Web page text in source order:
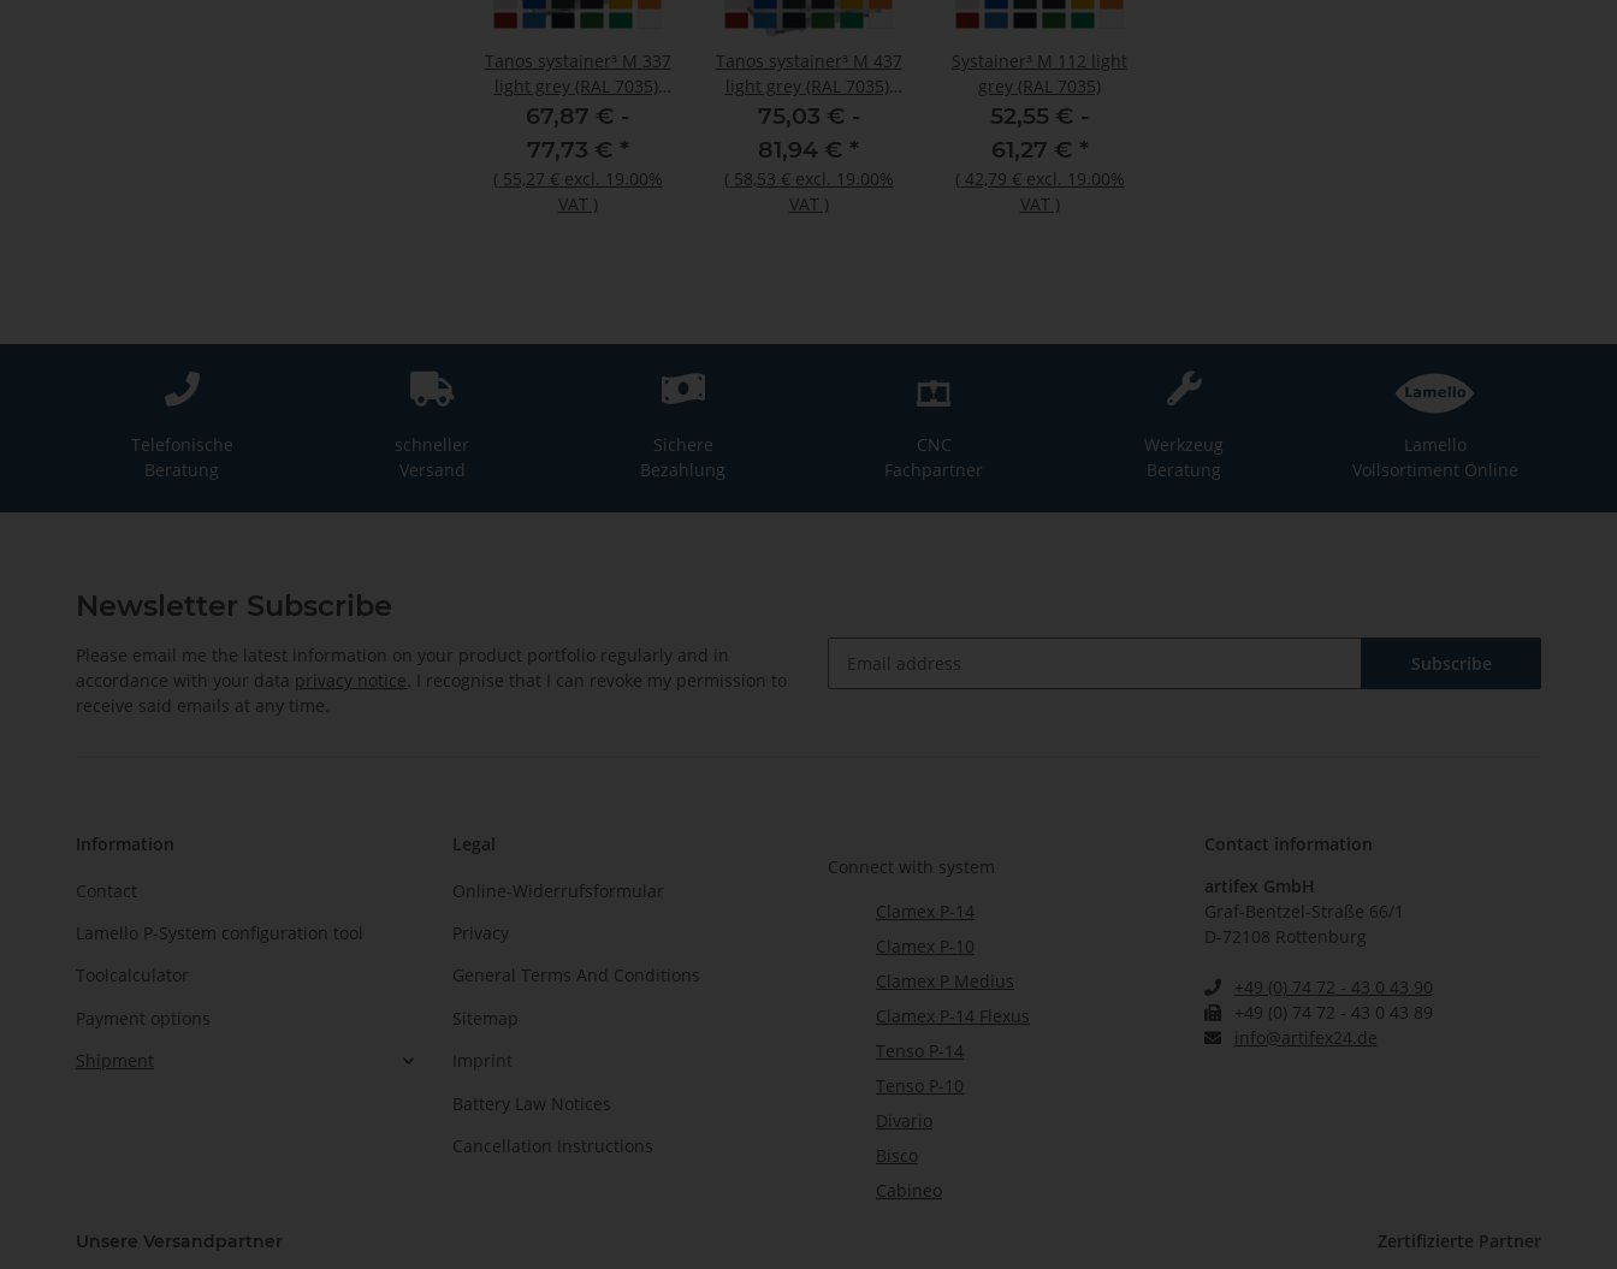
Tanos systainer³ M 337
light grey (RAL 7035),
closure signalblue (HKS
43 K), handle light grey
(RAL 7035)
67,87 € -
77,73 € *
( 55,27 € excl. 19.00%
VAT )
Tanos systainer³ M 437
light grey (RAL 7035),
closure signalblue (HKS
43 K), handle light grey
(RAL 7035)
75,03 € -
81,94 € *
( 58,53 € excl. 19.00%
VAT )
Systainer³ M 112 light
grey (RAL 7035)
52,55 € -
61,27 € *
( 42,79 € excl. 19.00%
VAT )
Telefonische
Beratung
schneller
Versand
Sichere
Bezahlung
CNC
Fachpartner
Werkzeug
Beratung
Lamello
Vollsortiment Online
Newsletter Subscribe
Please email me the latest information on your product portfolio regularly and in
accordance with your data privacy notice. I recognise that I can revoke my permission to
receive said emails at any time.
Subscribe
Information
Contact
Lamello P-System configuration tool
Toolcalculator
Payment options
Shipment
Legal
Online-Widerrufsformular
Privacy
General Terms And Conditions
Sitemap
Imprint
Battery Law Notices
Cancellation Instructions
Connect with system
Clamex P-14
Clamex P-10
Clamex P Medius
Clamex P-14 Flexus
Tenso P-14
Tenso P-10
Divario
Bisco
Cabineo
Contact information
artifex GmbH
Graf-Bentzel-Straße 66/1
D-72108 Rottenburg
+49 (0) 74 72 - 43 0 43 90
+49 (0) 74 72 - 43 0 43 89
info@artifex24.de
Unsere Versandpartner Zertifizierte Partner